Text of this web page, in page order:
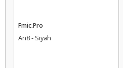
Fmic.Pro
An8 - Siyah